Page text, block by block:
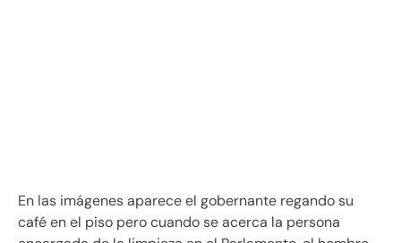
En las imágenes aparece el gobernante regando su
café en el piso pero cuando se acerca la persona